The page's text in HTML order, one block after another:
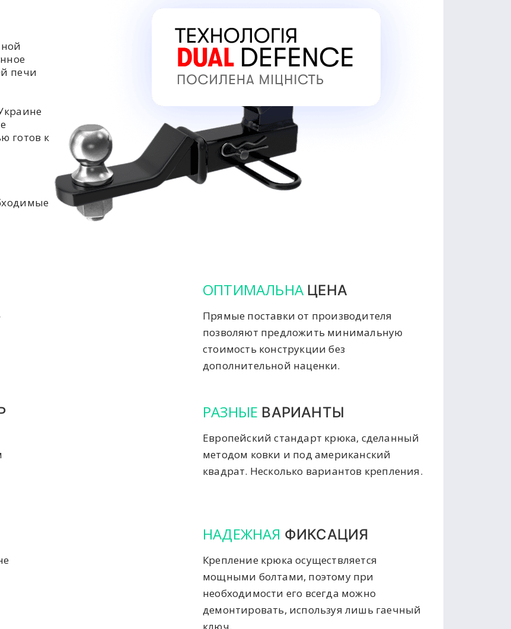
печи
готов к
ОПТИМАЛЬНА ЦЕНА
Прямые поставки от производителя
позволяют предложить минимальную
стоимость конструкции без
дополнительной наценки.
РАЗНЫЕ ВАРИАНТЫ
Европейский стандарт крюка, сделанный
методом ковки и под американский
квадрат. Несколько вариантов крепления.
НАДЕЖНАЯ ФИКСАЦИЯ
Крепление крюка осуществляется
мощными болтами, поэтому при
необходимости его всегда можно
демонтировать, используя лишь гаечный
ключ.